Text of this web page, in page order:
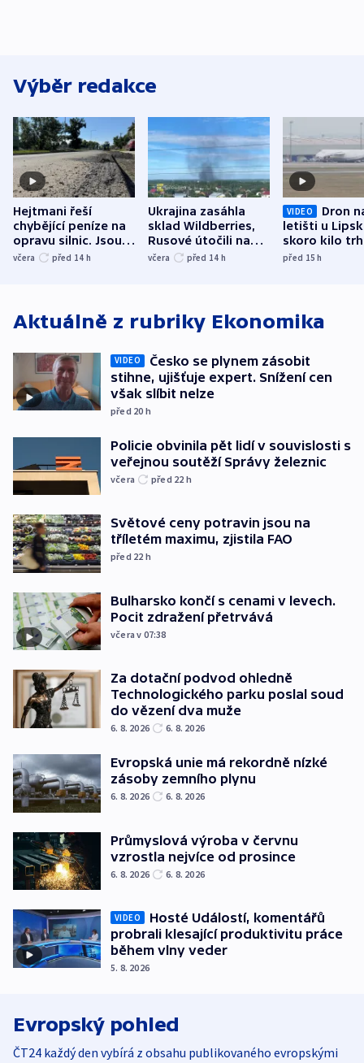
Výběr redakce
Hejtmani řeší
chybějící peníze na
opravu silnic. Jsou
nenárokové, namítá
včera před 14 h
Ukrajina zasáhla
sklad Wildberries,
Rusové útočili na
trh, hasiče či
včera před 14 h
VIDEO
Dron
letišti u
skoro kilo
indicie
před 15h
Aktuálně z rubriky Ekonomika
VIDEO
Česko se plynem zásobit
stihne, ujišťuje expert. Snížení cen
však slíbit nelze
před 20 h
Policie obvinila pět lidí v souvislosti s
veřejnou soutěží Správy železnic
včera před 22 h
Světové ceny potravin jsou na
tříletém maximu, zjistila FAO
před 22 h
Bulharsko končí s cenami v levech.
Pocit zdražení přetrvává
včera v 07:38
Za dotační podvod ohledně
Technologického parku poslal soud
do vězení dva muže
6. 8. 2026 6. 8. 2026
Evropská unie má rekordně nízké
zásoby zemního plynu
6. 8. 2026 6. 8. 2026
Průmyslová výroba v červnu
vzrostla nejvíce od prosince
6. 8. 2026 6. 8. 2026
VIDEO
Hosté Událostí, komentářů
probrali klesající produktivitu práce
během vlny veder
5. 8. 2026
Evropský pohled
ČT24 každý den vybírá z obsahu publikovaného evropskými